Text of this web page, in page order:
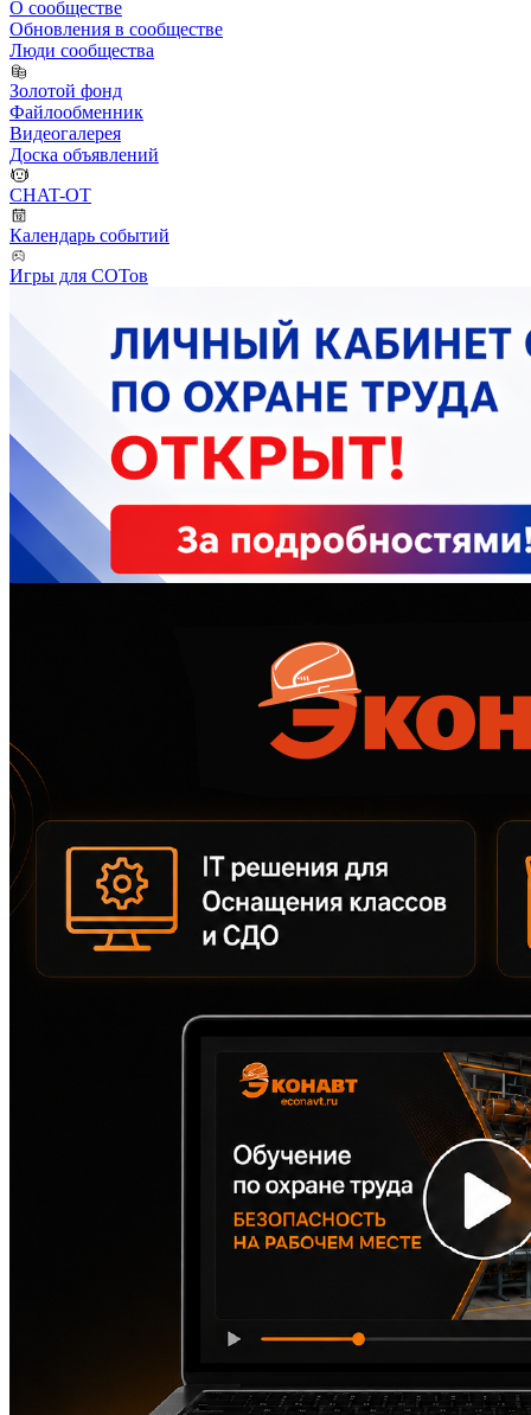
О сообществе
Обновления в сообществе
Люди сообщества
Золотой фонд
Файлообменник
Видеогалерея
Доска объявлений
CHAT-OT
Календарь событий
Игры для СОТов